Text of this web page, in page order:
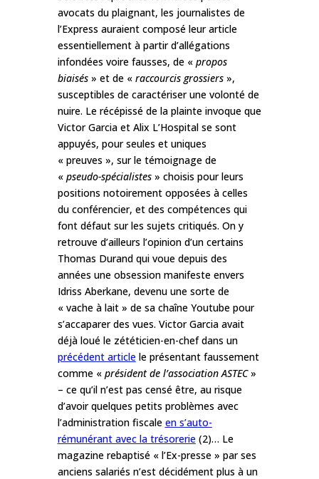
avocats du plaignant, les journalistes de
l’Express auraient composé leur article
essentiellement à partir d’allégations
infondées voire fausses, de «propos
biaisés» et de « raccourcis grossiers»,
susceptibles de caractériser une volonté de
nuire. Le récépissé de la plainte invoque que
Victor Garcia et Alix L’Hospital se sont
appuyés, pour seules et uniques
« preuves », sur le témoignage de
« pseudo-spécialistes» choisis pour leurs
positions notoirement opposées à celles
du conférencier, et des compétences qui
font défaut sur les sujets critiqués. On y
retrouve d’ailleurs l’opinion d’un certains
Thomas Durand qui voue depuis des
années une obsession manifeste envers
Idriss Aberkane, devenu une sorte de
« vache à lait » de sa chaîne Youtube pour
s’accaparer des vues. Victor Garcia avait
déjà loué le zététicien-en-chef dans un
précédent articlele présentant faussement
comme « président de l’association ASTEC»
– ce qu’il n’est pas censé être, au risque
d’avoir quelques petits problèmes avec
l’administration fiscale en s’auto-
rémunérant avec la trésorerie(2)… Le
magazine rebaptisé « l’Ex-presse » par ses
anciens salariés n’est décidément plus à un